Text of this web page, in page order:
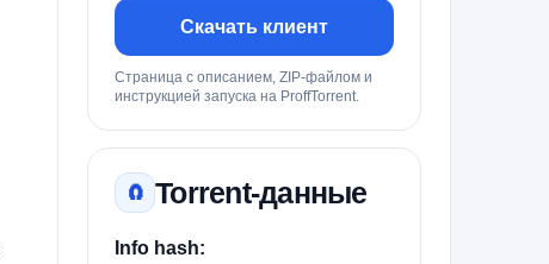
Скачать клиент
Страница с описанием, ZIP-файлом и
инструкцией запуска на ProffTorrent.
🧲 Torrent-данные
Info hash: